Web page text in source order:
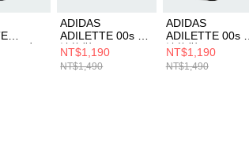
男女
ADIDAS
ADILETTE 00s 男
涼拖鞋 KK3579
NT$1,190
NT$1,490
ADIDAS
ADILETTE 00s 男
涼拖鞋 KK3578
NT$1,190
NT$1,490